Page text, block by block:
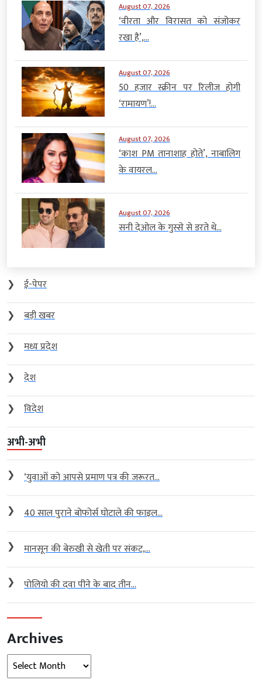
August 07, 2026
‘वीरता और विरासत को संजोकर
रखा है’,...
August 07, 2026
50 हजार स्क्रीन पर रिलीज होगी
‘रामायण’!...
August 07, 2026
‘काश PM तानाशाह होते’, नाबालिग
के वायरल...
August 07, 2026
सनी देओल के गुस्से से डरते थे...
❯
ई-पेपर
❯
बड़ी खबर
❯
मध्य प्रदेश
❯
देश
❯
विदेश
अभी-अभी
❯ ‘युवाओं को आपसे प्रमाण पत्र की जरूरत...
❯ 40 साल पुराने बोफोर्स घोटाले की फाइल...
❯ मानसून की बेरुखी से खेती पर संकट,...
❯ पोलियो की दवा पीने के बाद तीन...
Archives
Archives